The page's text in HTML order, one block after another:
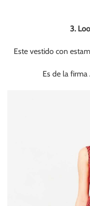
3.
Este vestido con
Es de la firma